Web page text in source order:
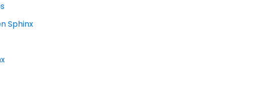
Sphinx